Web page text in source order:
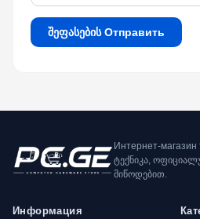
შეფასების Отправить
Интернет-
ტექნიკა,
მიწოდებით.
Информация